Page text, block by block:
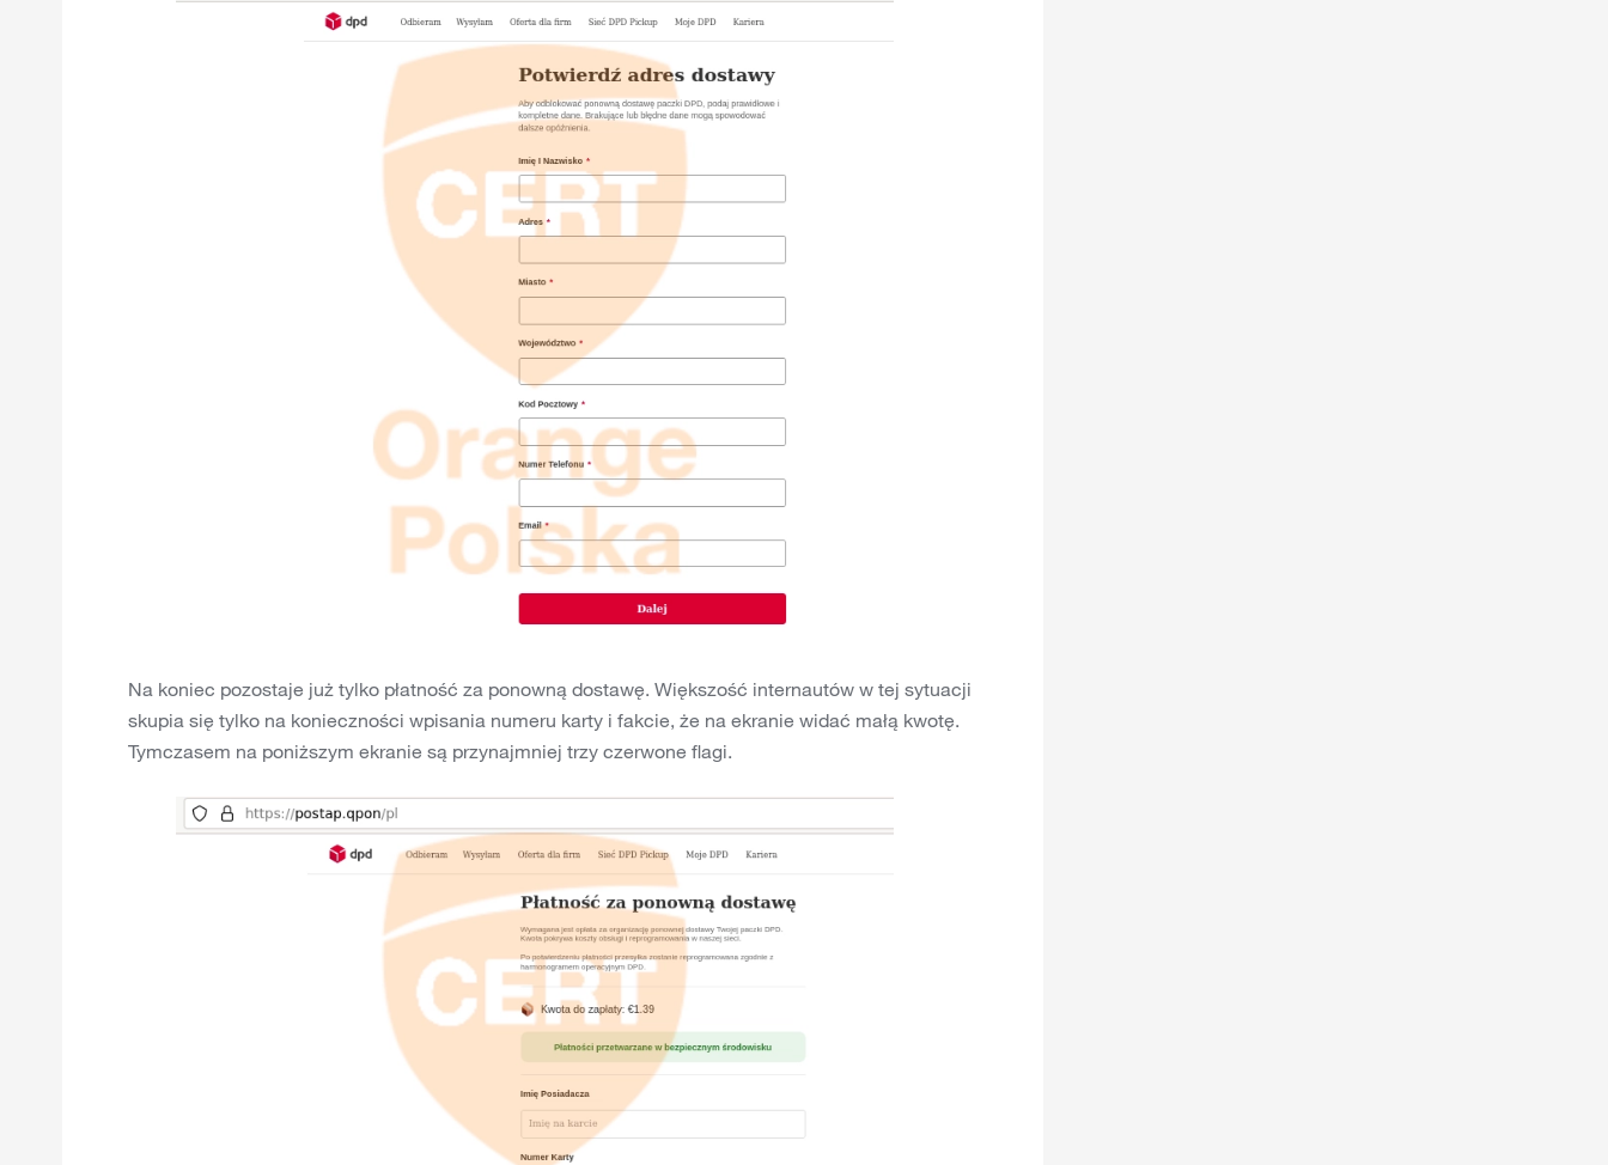
Na koniec pozostaje już tylko płatność za ponowną dostawę. Większość internautów w tej sytuacji
skupia się tylko na konieczności wpisania numeru karty i fakcie, że na ekranie widać małą kwotę.
Tymczasem na poniższym ekranie są przynajmniej trzy czerwone flagi.